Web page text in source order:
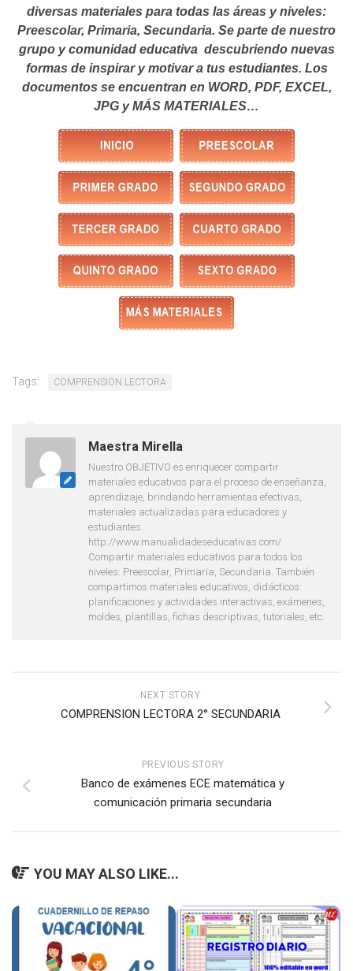
diversas materiales para todas las áreas y niveles:
Preescolar, Primaria, Secundaria. Se parte de nuestro
grupo y comunidad educativa descubriendo nuevas
formas de inspirar y motivar a tus estudiantes. Los
documentos se encuentran en WORD, PDF, EXCEL,
JPG y MÁS MATERIALES…
Tags: COMPRENSION LECTORA
Maestra Mirella
Nuestro OBJETIVO es enriquecer compartir
materiales educativos para el proceso de enseñanza,
aprendizaje, brindando herramientas efectivas,
materiales actualizadas para educadores y
estudiantes.
http://www.manualidadeseducativas.com/
Compartir materiales educativos para todos los
niveles: Preescolar, Primaria, Secundaria. También
compartimos materiales educativos, didácticos:
planificaciones y actividades interactivas, exámenes,
moldes, plantillas, fichas descriptivas, tutoriales, etc.
NEXT STORY
COMPRENSION LECTORA 2° SECUNDARIA
PREVIOUS STORY
Banco de exámenes ECE matemática y
comunicación primaria secundaria
YOU MAY ALSO LIKE...